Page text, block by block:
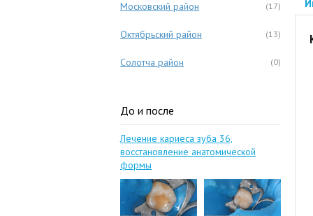
(17)
Московский район
(13)
Октябрьский район
(0)
Солотча район
До и после
Лечение кариеса зуба 36,
восстановление анатомической
формы